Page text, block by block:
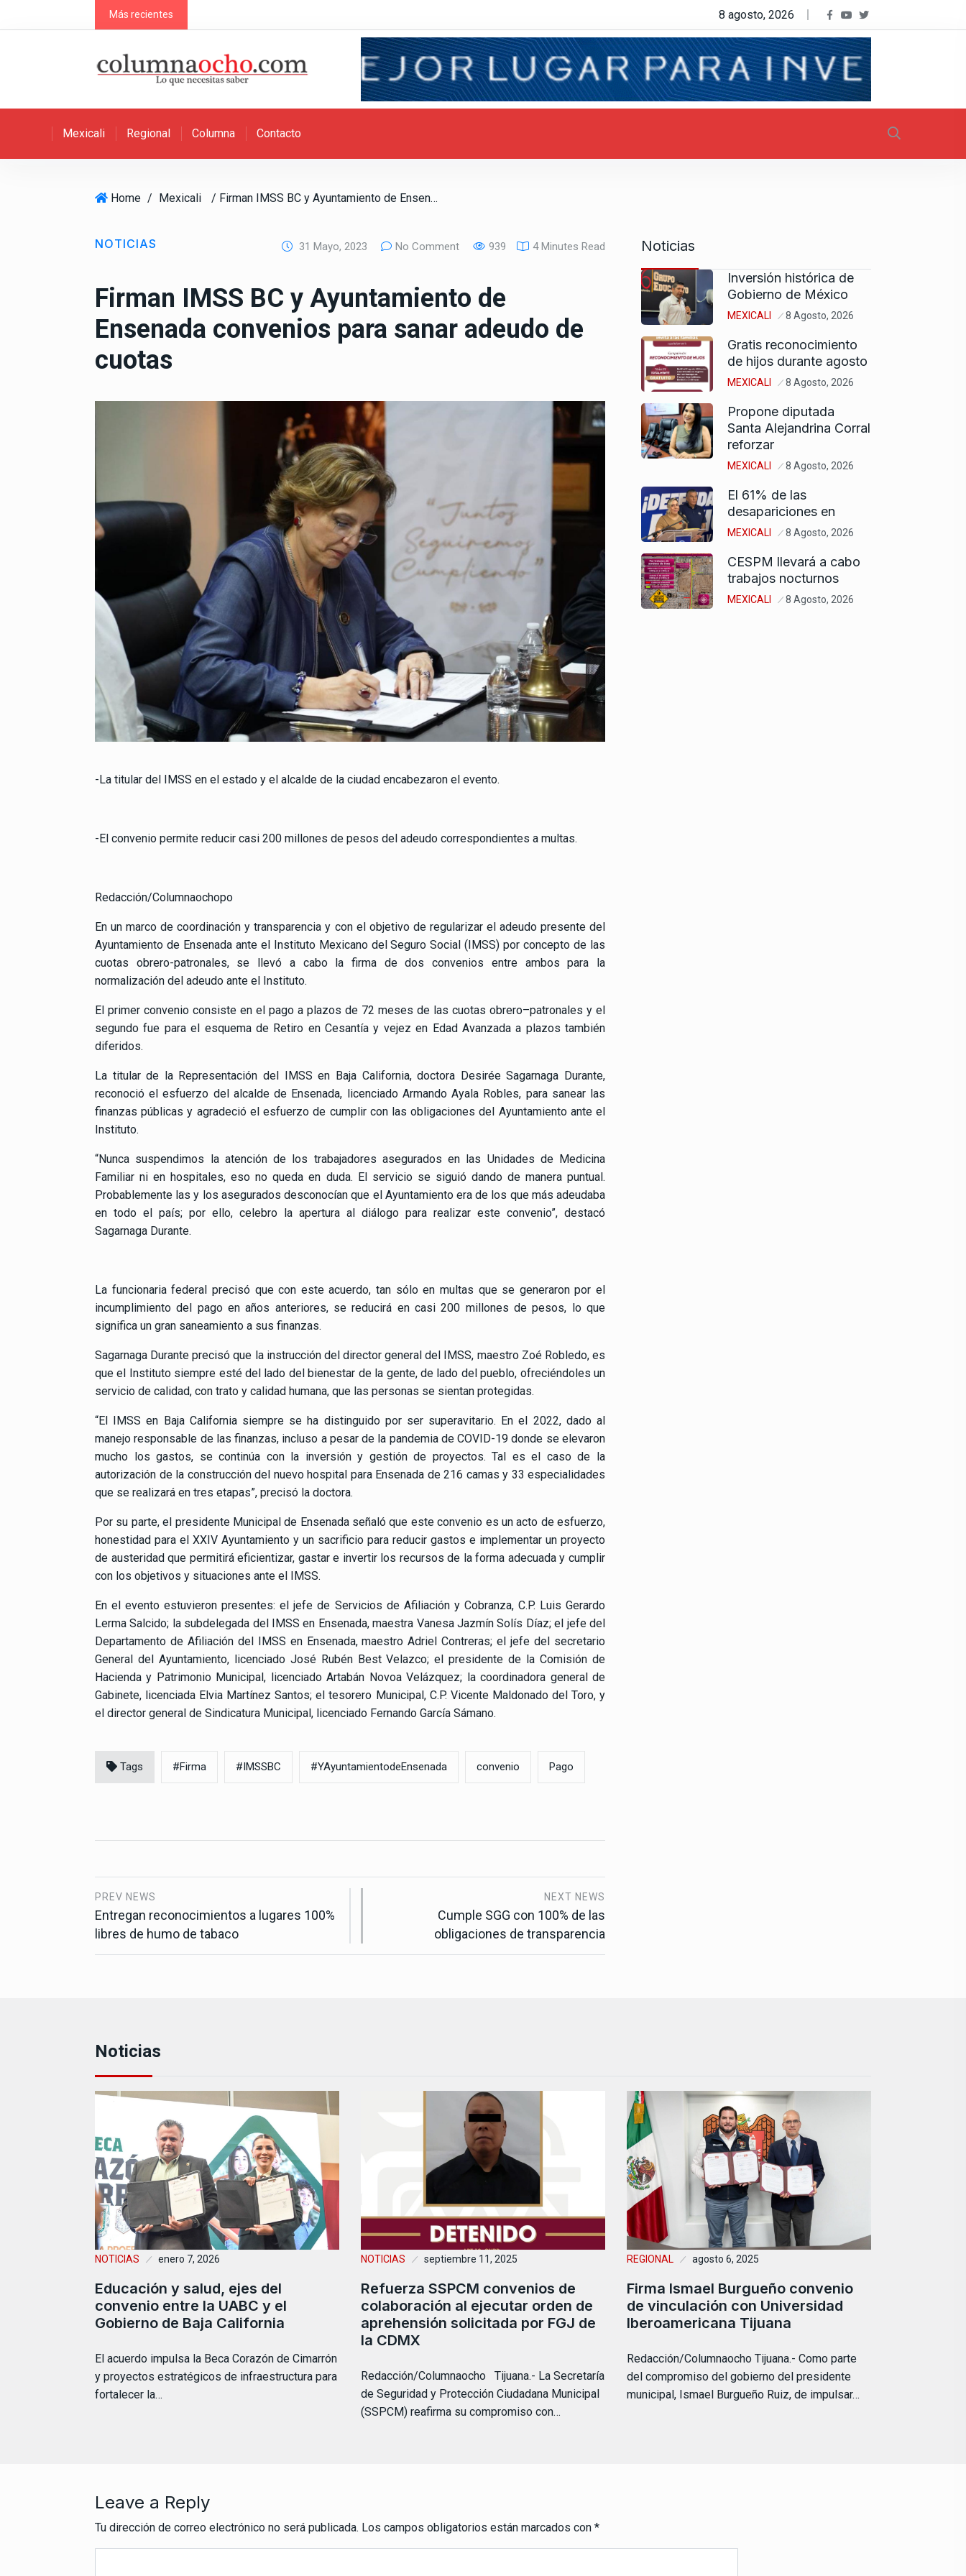
k
Más recientes 8 agosto, 2026
Mexicali Regional Columna Contacto
Home / Mexicali / Firman IMSS BC y Ayuntamiento de Ensenada convenios para sanar adeudo de cuotas
NOTICIAS 31 Mayo, 2023 No Comment 939 4 Minutes Read
Firman IMSS BC y Ayuntamiento de
Ensenada convenios para sanar adeudo de
cuotas
-La titular del IMSS en el estado y el alcalde de la ciudad encabezaron el evento.
-El convenio permite reducir casi 200 millones de pesos del adeudo correspondientes a multas.
Redacción/Columnaochopo
En un marco de coordinación y transparencia y con el objetivo de regularizar el adeudo presente del
Ayuntamiento de Ensenada ante el Instituto Mexicano del Seguro Social (IMSS) por concepto de las
cuotas obrero-patronales, se llevó a cabo la firma de dos convenios entre ambos para la
normalización del adeudo ante el Instituto.
El primer convenio consiste en el pago a plazos de 72 meses de las cuotas obrero–patronales y el
segundo fue para el esquema de Retiro en Cesantía y vejez en Edad Avanzada a plazos también
diferidos.
La titular de la Representación del IMSS en Baja California, doctora Desirée Sagarnaga Durante,
reconoció el esfuerzo del alcalde de Ensenada, licenciado Armando Ayala Robles, para sanear las
finanzas públicas y agradeció el esfuerzo de cumplir con las obligaciones del Ayuntamiento ante el
Instituto.
“Nunca suspendimos la atención de los trabajadores asegurados en las Unidades de Medicina
Familiar ni en hospitales, eso no queda en duda. El servicio se siguió dando de manera puntual.
Probablemente las y los asegurados desconocían que el Ayuntamiento era de los que más adeudaba
en todo el país; por ello, celebro la apertura al diálogo para realizar este convenio”, destacó
Sagarnaga Durante.
La funcionaria federal precisó que con este acuerdo, tan sólo en multas que se generaron por el
incumplimiento del pago en años anteriores, se reducirá en casi 200 millones de pesos, lo que
significa un gran saneamiento a sus finanzas.
Sagarnaga Durante precisó que la instrucción del director general del IMSS, maestro Zoé Robledo, es
que el Instituto siempre esté del lado del bienestar de la gente, de lado del pueblo, ofreciéndoles un
servicio de calidad, con trato y calidad humana, que las personas se sientan protegidas.
“El IMSS en Baja California siempre se ha distinguido por ser superavitario. En el 2022, dado al
manejo responsable de las finanzas, incluso a pesar de la pandemia de COVID-19 donde se elevaron
mucho los gastos, se continúa con la inversión y gestión de proyectos. Tal es el caso de la
autorización de la construcción del nuevo hospital para Ensenada de 216 camas y 33 especialidades
que se realizará en tres etapas”, precisó la doctora.
Por su parte, el presidente Municipal de Ensenada señaló que este convenio es un acto de esfuerzo,
honestidad para el XXIV Ayuntamiento y un sacrificio para reducir gastos e implementar un proyecto
de austeridad que permitirá eficientizar, gastar e invertir los recursos de la forma adecuada y cumplir
con los objetivos y situaciones ante el IMSS.
En el evento estuvieron presentes: el jefe de Servicios de Afiliación y Cobranza, C.P. Luis Gerardo
Lerma Salcido; la subdelegada del IMSS en Ensenada, maestra Vanesa Jazmín Solís Díaz; el jefe del
Departamento de Afiliación del IMSS en Ensenada, maestro Adriel Contreras; el jefe del secretario
General del Ayuntamiento, licenciado José Rubén Best Velazco; el presidente de la Comisión de
Hacienda y Patrimonio Municipal, licenciado Artabán Novoa Velázquez; la coordinadora general de
Gabinete, licenciada Elvia Martínez Santos; el tesorero Municipal, C.P. Vicente Maldonado del Toro, y
el director general de Sindicatura Municipal, licenciado Fernando García Sámano.
Tags #Firma #IMSSBC #YAyuntamientodeEnsenada convenio Pago
PREV NEWS
Entregan reconocimientos a lugares 100%
libres de humo de tabaco
NEXT NEWS
Cumple SGG con 100% de las
obligaciones de transparencia
Noticias
Inversión histórica de
Gobierno de México
MEXICALI 8 Agosto, 2026
Gratis reconocimiento
de hijos durante agosto
MEXICALI 8 Agosto, 2026
Propone diputada
Santa Alejandrina Corral
reforzar
MEXICALI 8 Agosto, 2026
El 61% de las
desapariciones en
MEXICALI 8 Agosto, 2026
CESPM llevará a cabo
trabajos nocturnos
MEXICALI 8 Agosto, 2026
Noticias
NOTICIAS enero 7, 2026
Educación y salud, ejes del
convenio entre la UABC y el
Gobierno de Baja California
El acuerdo impulsa la Beca Corazón de Cimarrón
y proyectos estratégicos de infraestructura para
fortalecer la…
NOTICIAS septiembre 11, 2025
Refuerza SSPCM convenios de
colaboración al ejecutar orden de
aprehensión solicitada por FGJ de
la CDMX
Redacción/Columnaocho Tijuana.- La Secretaría
de Seguridad y Protección Ciudadana Municipal
(SSPCM) reafirma su compromiso con…
REGIONAL agosto 6, 2025
Firma Ismael Burgueño convenio
de vinculación con Universidad
Iberoamericana Tijuana
Redacción/Columnaocho Tijuana.- Como parte
del compromiso del gobierno del presidente
municipal, Ismael Burgueño Ruiz, de impulsar…
Leave a Reply
Tu dirección de correo electrónico no será publicada. Los campos obligatorios están marcados con *